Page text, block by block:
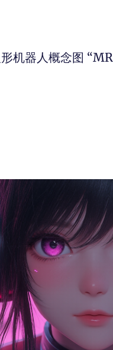
机器人概念图